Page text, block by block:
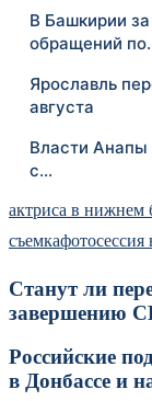
В Башкирии
обращений
Ярославль
августа
Власти Анапы
с…
актриса в нижнем
съемкафотосессия
Станут ли
завершению
Российские
в Донбассе и